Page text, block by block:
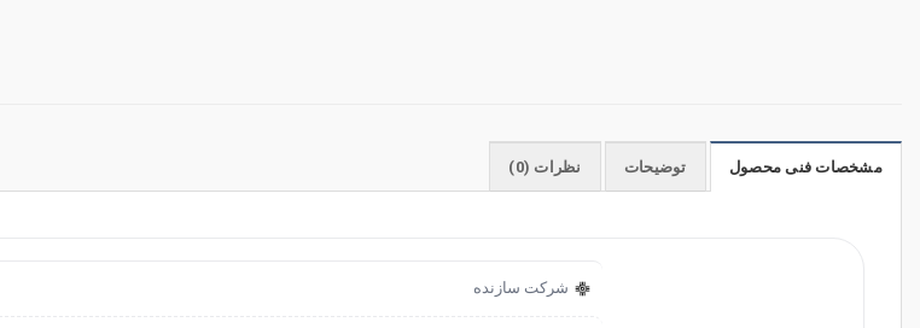
مشخصات فنی محصول توضیحات نظرات (0)
شرکت سازنده